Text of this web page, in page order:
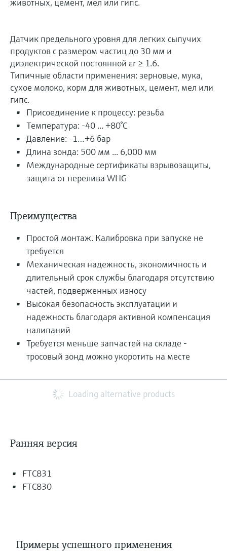
Датчик предельного уровня для легких сыпучих
продуктов с размером частиц до 30 мм и
диэлектрической постоянной εr ≥ 1.6.
Типичные области применения: зерновые, мука,
сухое молоко, корм для животных, цемент, мел или
гипс.
Присоединение к процессу: резьба
Температура: -40 ... +80°C
Давление: -1…+6 бар
Длина зонда: 500 мм ... 6,000 мм
Международные сертификаты взрывозащиты,
защита от перелива WHG
Преимущества
Простой монтаж. Калибровка при запуске не
требуется
Механическая надежность, экономичность и
длительный срок службы благодаря отсутствию
частей, подверженных износу
Высокая безопасность эксплуатации и
надежность благодаря активной компенсация
налипаний
Требуется меньше запчастей на складе -
тросовый зонд можно укоротить на месте
Loading alternative products
Ранняя версия
FTC831
FTC830
Примеры успешного применения